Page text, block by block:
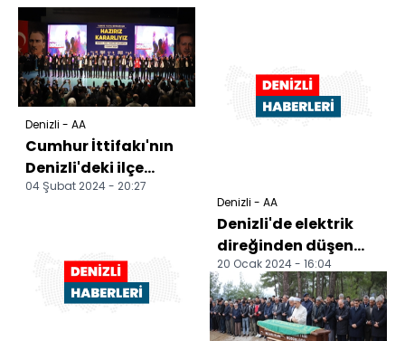
Denizli - AA
Cumhur İttifakı'nın
Denizli'deki ilçe
belediye başkan
04 Şubat 2024 - 20:27
Denizli - AA
Denizli'de elektrik
direğinden düşen
işçi öldü
20 Ocak 2024 - 16:04